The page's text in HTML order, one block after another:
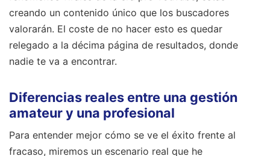
creando un contenido único que los buscadores
valorarán. El coste de no hacer esto es quedar
relegado a la décima página de resultados, donde
nadie te va a encontrar.
Diferencias reales entre una gestión
amateur y una profesional
Para entender mejor cómo se ve el éxito frente al
fracaso, miremos un escenario real que he